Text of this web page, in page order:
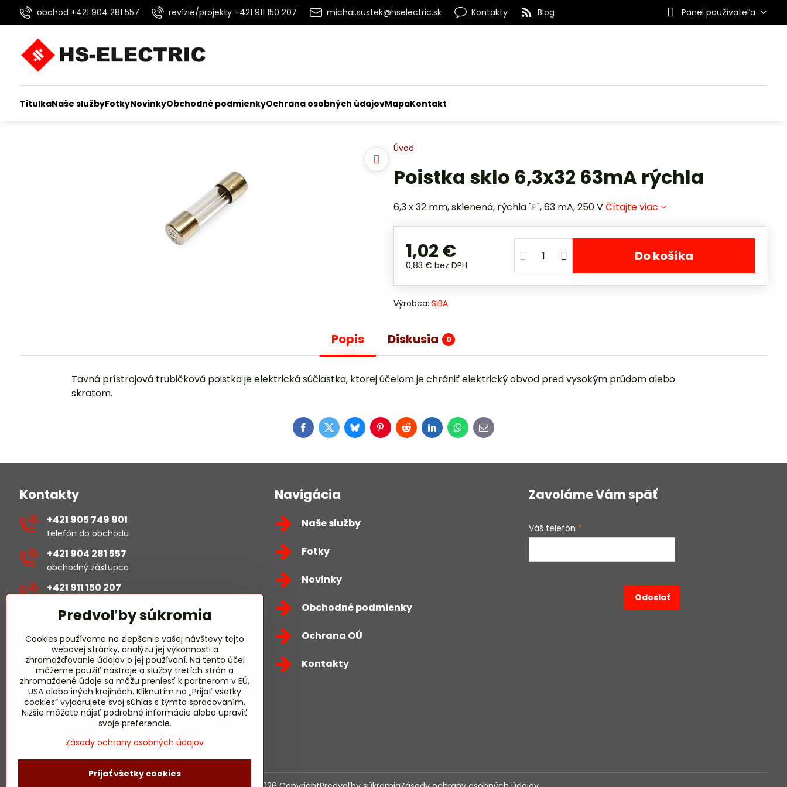
obchod +421 904 281 557 revízie/projekty +421 911 150 207 michal.sustek@hselectric.sk Kontakty Blog Panel používateľa
TitulkaNaše službyFotkyNovinkyObchodné podmienkyOchrana osobných údajovMapaKontakt
Úvod
Poistka sklo 6,3x32 63mA rýchla
6,3 x 32 mm, sklenená, rýchla "F", 63 mA, 250 VČítajte viac
1,02 €
0,83 € bez DPH
Do košíka
Výrobca: SIBA
Popis Diskusia 0
Tavná prístrojová trubičková poistka je elektrická súčiastka, ktorej účelom je chrániť elektrický obvod pred vysokým prúdom alebo
skratom.
Facebook
TwitterBlueskyPinterest
RedditLinkedInWhatsApp
E-
mail
Kontakty
+421 905 749 901
telefón do obchodu
+421 904 281 557
obchodný zástupca
+421 911 150 207
michal​.sustek​@hselectric​.sk
obchod​@hselectric​.sk
miroslav​.harmady​@hselectric​.sk
revízie/projekty
Pridajte sa k nám
Facebook HS-ELECTRIC
Navigácia
Naše služby
Fotky
Novinky
Obchodné podmienky
Ochrana OÚ
Kontakty
Zavoláme Vám späť
Váš telefón *
Odoslať
Predvoľby súkromia
Cookies používame na zlepšenie vašej návštevy tejto
webovej stránky, analýzu jej výkonnosti a
zhromažďovanie údajov o jej používaní. Na tento účel
môžeme použiť nástroje a služby tretích strán a
zhromaždené údaje sa môžu preniesť k partnerom v EÚ,
USA alebo iných krajinách. Kliknutím na „Prijať všetky
cookies“ vyjadrujete svoj súhlas s týmto spracovaním.
Nižšie môžete nájsť podrobné informácie alebo upraviť
svoje preferencie.
Zásady ochrany osobných údajov
Prijať všetky cookies